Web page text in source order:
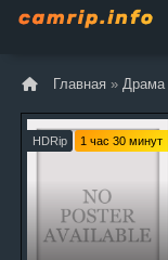
Главная » Драма
HDRip 1 час 30 минут